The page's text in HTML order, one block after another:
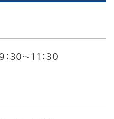
：30～11：30